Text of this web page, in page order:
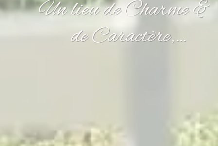
Un lieu de Charme &
de Caractère,…